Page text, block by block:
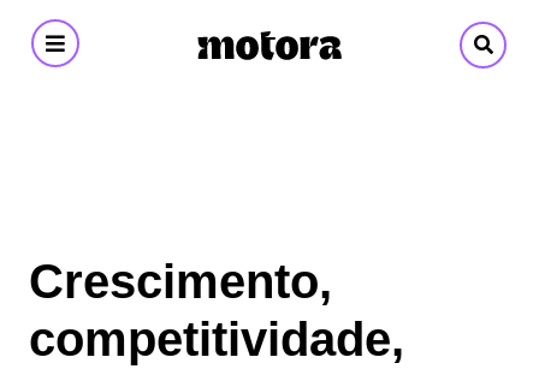
Motora
Design
Crescimento,
competitividade,